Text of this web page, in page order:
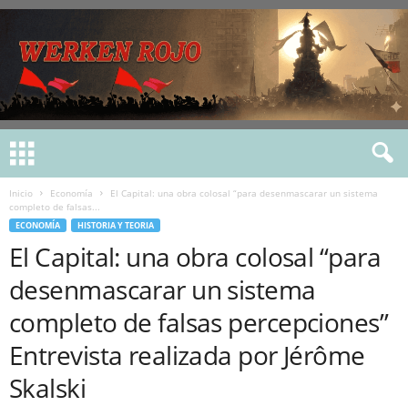
Inicio Economía
El Capital: una obra colosal “para desenmascarar un sistema
completo de falsas...
ECONOMÍA HISTORIA Y TEORIA
El Capital: una obra colosal “para
desenmascarar un sistema
completo de falsas percepciones”
Entrevista realizada por Jérôme
Skalski